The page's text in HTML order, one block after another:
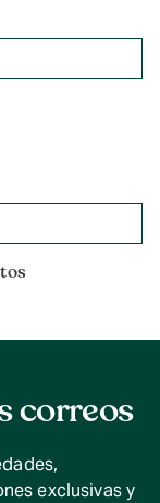
correos
exclusivas y